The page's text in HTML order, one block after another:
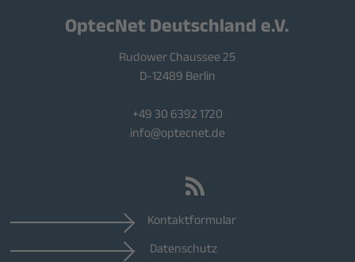
OptecNet Deutschland e.V.
Rudower Chaussee 25
D-12489 Berlin
+49 30 6392 1720
info@optecnet.de
Kontaktformular
Datenschutz